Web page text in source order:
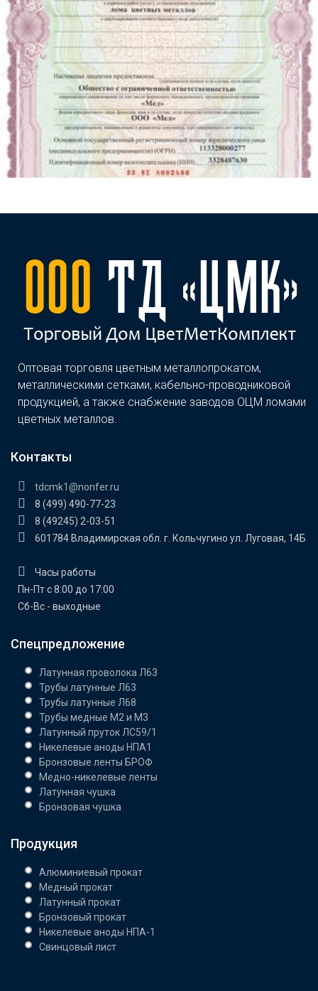
Оптовая торговля цветным металлопрокатом,
металлическими сетками, кабельно-проводниковой
продукцией, а также снабжение заводов ОЦМ ломами
цветных металлов.
Контакты
tdcmk1@nonfer.ru
8 (499) 490-77-23
8 (49245) 2-03-51
601784 Владимирская обл. г. Кольчугино ул. Луговая, 14Б
Часы работы
Пн-Пт с 8:00 до 17:00
Сб-Вс - выходные
Спецпредложение
Латунная проволока Л63
Трубы латунные Л63
Трубы латунные Л68
Трубы медные М2 и М3
Латунный пруток ЛС59/1
Никелевые аноды НПА1
Бронзовые ленты БРОФ
Медно-никелевые ленты
Латунная чушка
Бронзовая чушка
Продукция
Алюминиевый прокат
Медный прокат
Латунный прокат
Бронзовый прокат
Никелевые аноды НПА-1
Свинцовый лист